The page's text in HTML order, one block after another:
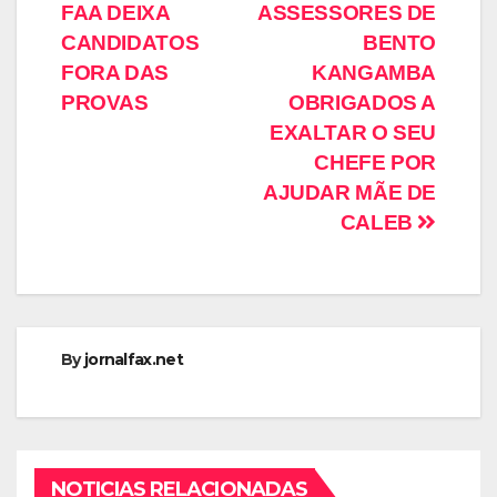
ASSESSORES DE
BENTO
KANGAMBA
OBRIGADOS A
EXALTAR O SEU
CHEFE POR
AJUDAR MÃE DE
CALEB
FAA DEIXA
CANDIDATOS
FORA DAS
PROVAS
Byjornalfax.net
NOTICIAS RELACIONADAS